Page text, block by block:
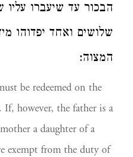
הבכור עד שיעברו עליו
שלושים ואחד יפדוהו
המצוה:
be redeemed on the
however, the father is a
a daughter of a
exempt from the duty of